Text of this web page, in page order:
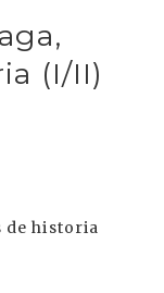
(I/II)
de historia